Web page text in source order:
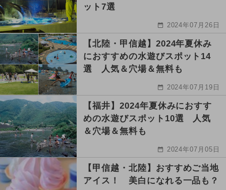
ット7選
2024年07月26日
【北陸・甲信越】2024年夏休み
におすすめの水遊びスポット14
選 人気＆穴場＆無料も
2024年07月19日
【福井】2024年夏休みにおすす
めの水遊びスポット10選 人気
＆穴場＆無料も
2024年07月05日
【甲信越・北陸】おすすめご当地
アイス！ 美白になれる一品も？